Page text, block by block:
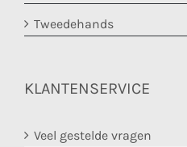
Tweedehands
KLANTENSERVICE
Veel gestelde vragen